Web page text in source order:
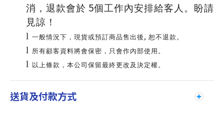
消，退款會於 5個工作內安排給客人。盼請
見諒！
l 一般情況下，現貨或預訂商品售出後 , 恕不退款。
l 所有顧客資料將會保密，只會作內部使用。
l 以上條款，本公司保留最終更改及決定權。
送貨及付款方式